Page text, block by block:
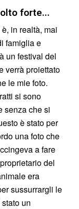
forte...
in realtà, mai
famiglia e
un festival del
verrà proiettato
le mie foto.
si sono
senza che si
è stato per
una foto che
a fare
del
era
sussurrargli le
un